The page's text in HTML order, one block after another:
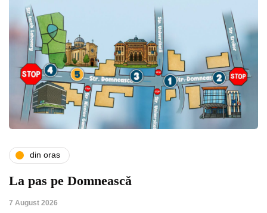
din oras
La pas pe Domnească
7 August 2026